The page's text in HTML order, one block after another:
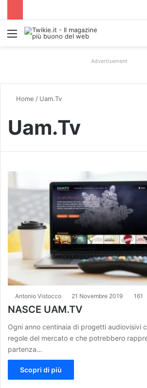
Menu
Advertisement
Home / Uam.Tv
Uam.Tv
Antonio Vistocco 21 Novembre 2019 161
NASCE UAM.TV
Ogni anno centinaia di progetti audiovisivi
regole del mercato e che potrebbero
partenza…
Scopri di più